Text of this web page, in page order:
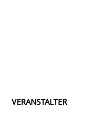
VERANSTALTER